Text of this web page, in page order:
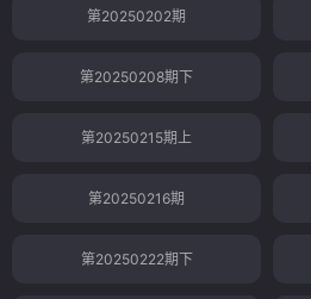
第20250202期
第20250208期下
第20250215期上
第20250216期
第20250222期下